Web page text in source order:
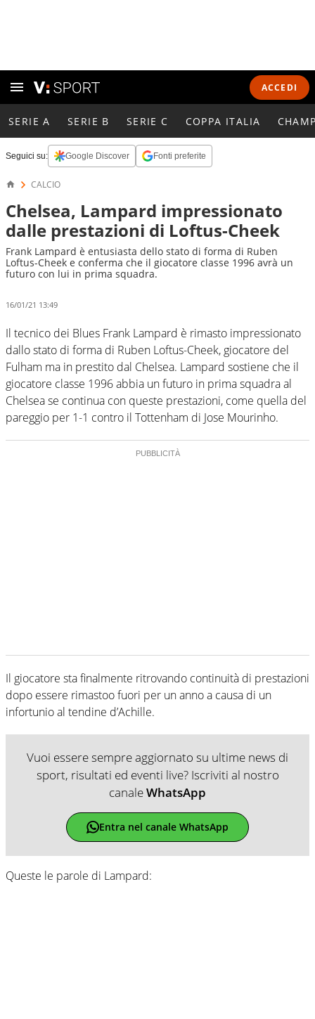
ACCEDI
SERIE A SERIE B SERIE C COPPA ITALIA
Seguici su: Google Discover Fonti preferite
CALCIO
Chelsea, Lampard impressionato
dalle prestazioni di Loftus-Cheek
Frank Lampard è entusiasta dello stato di forma di Ruben
Loftus-Cheek e conferma che il giocatore classe 1996 avrà un
futuro con lui in prima squadra.
16/01/21 13:49
Il tecnico dei Blues Frank Lampard è rimasto impressionato
dallo stato di forma di Ruben Loftus-Cheek, giocatore del
Fulham ma in prestito dal Chelsea. Lampard sostiene che il
giocatore classe 1996 abbia un futuro in prima squadra al
Chelsea se continua con queste prestazioni, come quella del
pareggio per 1-1 contro il Tottenham di Jose Mourinho.
Il giocatore sta finalmente ritrovando continuità di prestazioni
dopo essere rimastoo fuori per un anno a causa di un
infortunio al tendine d’Achille.
Vuoi essere sempre aggiornato su ultime news di
sport, risultati ed eventi live? Iscriviti al nostro
canaleWhatsApp
Entra nel canale WhatsApp
Queste le parole di Lampard: